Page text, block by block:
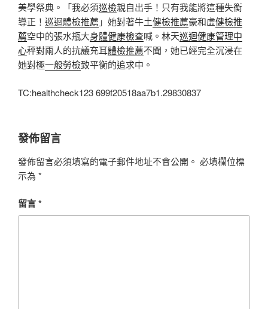
美學祭典。「我必須巡檢親自出手！只有我能將這種失衡
導正！ 巡迴體檢推薦 」她對著牛土健檢推薦豪和虛健檢推
薦空中的張水瓶大身體健康檢查喊。林天巡迴健康管理中
心秤對兩人的抗議充耳體檢推薦不聞，她已經完全沉浸在
她對極一般勞檢致平衡的追求中。
TC:healthcheck123 699f20518aa7b1.29830837
發佈留言
發佈留言必須填寫的電子郵件地址不會公開。 必填欄位標
示為 *
留言*